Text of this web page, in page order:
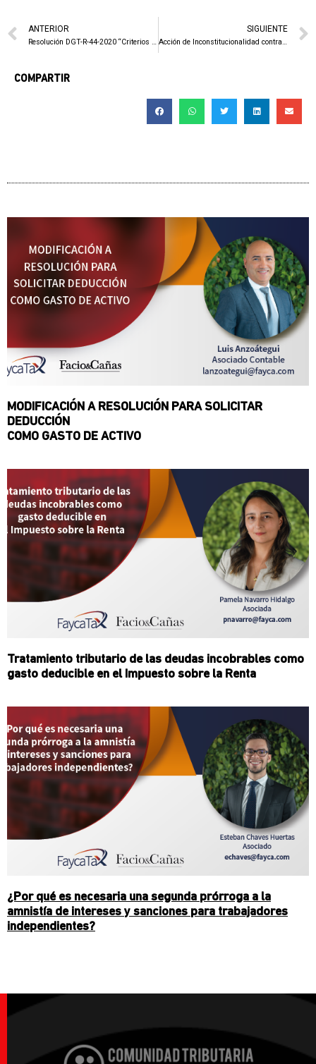
ANTERIOR
Resolución DGT-R-44-2020 “Criterios de selección para el uso de la información contenida en el Registro de Transparencia y beneficiarios finales en la elaboración de planes de gestión de riesgo de la Administración Tributaria”.
SIGUIENTE
Acción de Inconstitucionalidad contra la jurisprudencia de la Sala Primera sobre los art. 53 y 54 del Código de Normas y Procedimientos Tributarios en casos en los que se ha declarado la nulidad de las resoluciones administrativas.
COMPARTIR
MODIFICACIÓN A RESOLUCIÓN PARA SOLICITAR
DEDUCCIÓN
COMO GASTO DE ACTIVO
Tratamiento tributario de las deudas incobrables como
gasto deducible en el Impuesto sobre la Renta
¿Por qué es necesaria una segunda prórroga a la
amnistía de intereses y sanciones para trabajadores
independientes?